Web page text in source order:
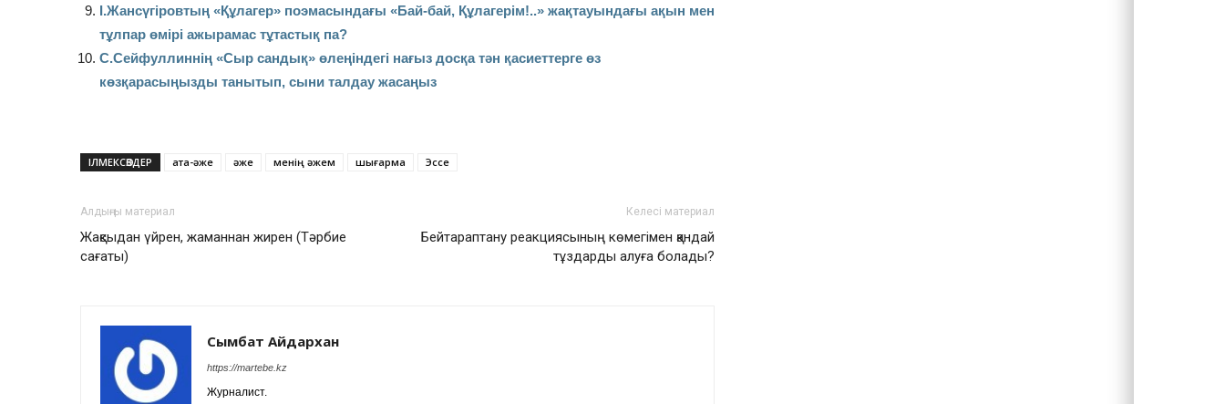
І.Жансүгіровтың «Құлагер» поэмасындағы «Бай-бай, Құлагерім!..» жақтауындағы ақын мен
тұлпар өмірі ажырамас тұтастық па?
С.Сейфуллиннің «Сыр сандық» өлеңіндегі нағыз досқа тән қасиеттерге өз
көзқарасыңызды танытып, сыни талдау жасаңыз
ІЛМЕКСӨЗДЕР ата-әже әже менің әжем шығарма Эссе
Алдыңғы материал
Жақсыдан үйрен, жаманнан жирен (Тәрбие
сағаты)
Келесі материал
Бейтараптану реакциясының көмегімен қандай
тұздарды алуға болады?
Сымбат Айдархан
https://martebe.kz
Журналист.